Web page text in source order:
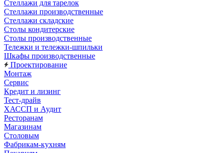
Стеллажи для тарелок
Стеллажи производственные
Стеллажи складские
Столы кондитерские
Столы производственные
Тележки и тележки-шпильки
Шкафы производственные
Проектирование
Монтаж
Сервис
Кредит и лизинг
Тест-драйв
ХАССП и Аудит
Ресторанам
Магазинам
Столовым
Фабрикам-кухням